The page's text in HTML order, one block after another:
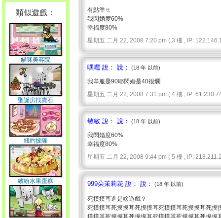
類似遊戲：
貓咪美容院
聖誕房找寶石
紐約披薩
繽紛水果蛋糕
有點準ㄝ
我閃婚度60%
幸福度80%
星期五 二月 22, 2008 7:20 pm ( 3 樓 , IP:
嘿嘿 說： 說： (18 年 以前)
我辛服是90耶閃婚是40很爛
星期五 二月 22, 2008 7:31 pm ( 4 樓 , IP:
敏敏 說： 說： (18 年 以前)
我閃婚度60%
幸福度80%
星期五 二月 22, 2008 9:44 pm ( 5 樓 , IP:
999朵茉莉花 說： 說： (18 年 以前)
死摸摸耳進是啥遊戲？
死摸摸耳死摸摸耳死摸摸耳死摸摸耳死摸摸耳死
摸摸耳死摸摸耳死摸摸耳死摸摸耳死摸摸耳死摸摸